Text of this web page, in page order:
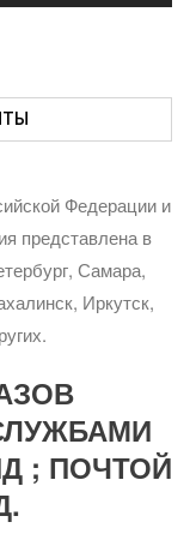
Федерации и
представлена в
Самара,
Иркутск,
; ПОЧТОЙ